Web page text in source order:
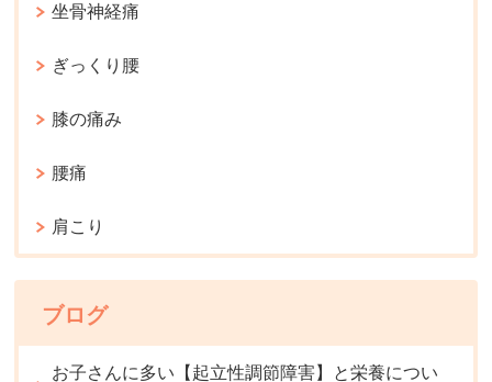
坐骨神経痛
ぎっくり腰
膝の痛み
腰痛
肩こり
ブログ
お子さんに多い【起立性調節障害】と栄養につい